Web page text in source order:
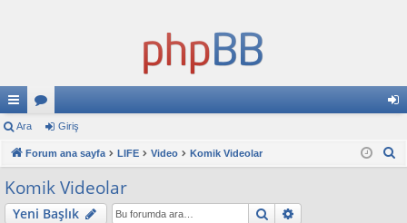
ızl
ba
ğl
u
ml
ar
ş
Ara Giriş
Forum ana sayfa LIFE Video Komik Videolar
Komik Videolar
Yeni Başlık Ara